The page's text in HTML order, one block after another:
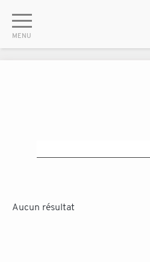
Aucun résultat